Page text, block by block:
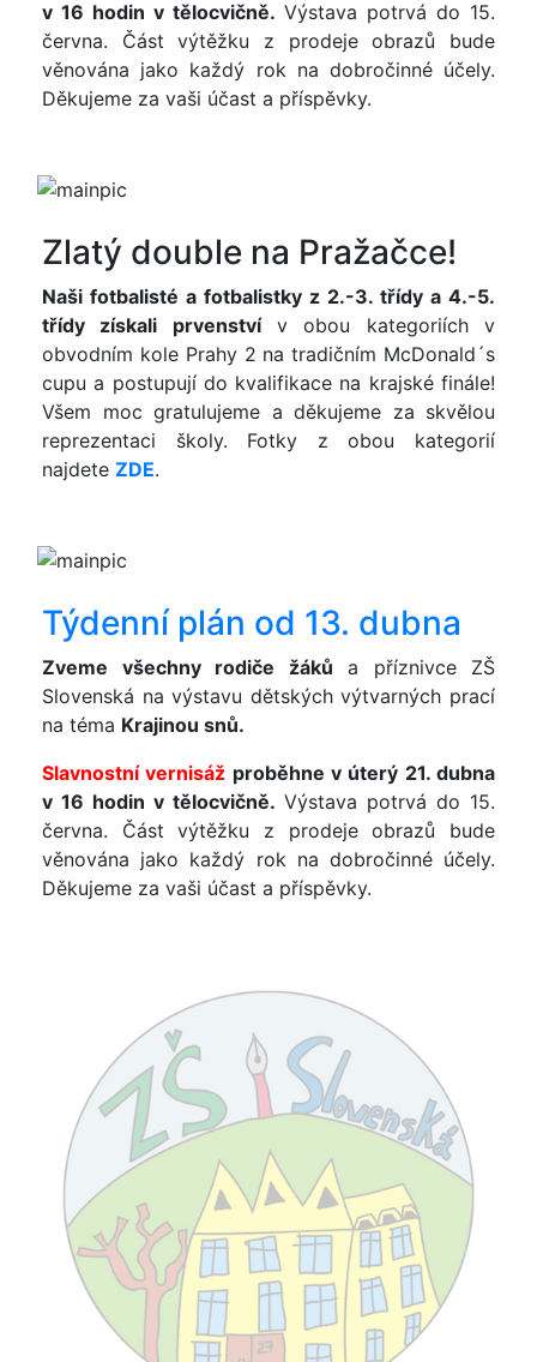
v 16 hodin v tělocvičně. Výstava potrvá do 15.
června. Část výtěžku z prodeje obrazů bude
věnována jako každý rok na dobročinné účely.
Děkujeme za vaši účast a příspěvky.
Zlatý double na Pražačce!
Naši fotbalisté a fotbalistky z 2.-3. třídy a 4.-5.
třídy získali prvenstvív obou kategoriích v
obvodním kole Prahy 2 na tradičním McDonald´s
cupu a postupují do kvalifikace na krajské finále!
Všem moc gratulujeme a děkujeme za skvělou
reprezentaci školy. Fotky z obou kategorií
najdete ZDE.
Týdenní plán od 13. dubna
Zveme všechny rodiče žáků a příznivce ZŠ
Slovenská na výstavu dětských výtvarných prací
na téma Krajinou snů.
Slavnostní vernisáž proběhne v úterý 21. dubna
v 16 hodin v tělocvičně. Výstava potrvá do 15.
června. Část výtěžku z prodeje obrazů bude
věnována jako každý rok na dobročinné účely.
Děkujeme za vaši účast a příspěvky.